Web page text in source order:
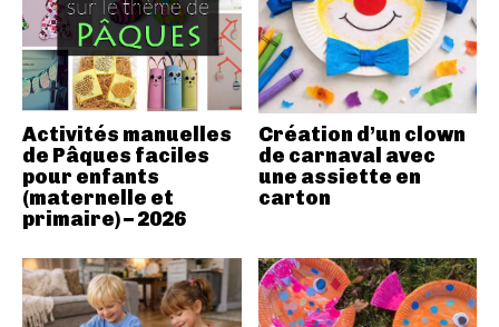
Activités manuelles
de Pâques faciles
pour enfants
(maternelle et
primaire) – 2026
Création d’un clown
de carnaval avec
une assiette en
carton